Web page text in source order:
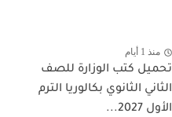
منذ 1 أيام
تحميل كتب الوزارة للصف
الثاني الثانوي بكالوريا الترم
الأول 2027...